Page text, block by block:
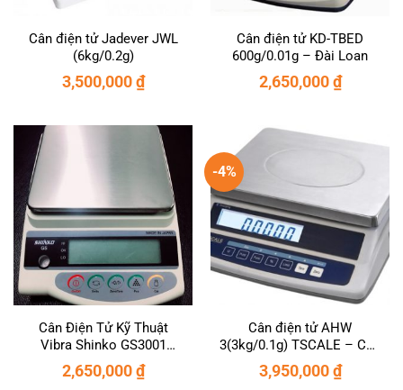
Cân điện tử Jadever JWL
(6kg/0.2g)
3,500,000₫
Cân điện tử KD-TBED
600g/0.01g – Đài Loan
2,650,000₫
Cân Điện Tử Kỹ Thuật
Vibra Shinko GS3001
(3000g/0.1g)
2,650,000₫
-4%
Cân điện tử AHW
3(3kg/0.1g) TSCALE – Cân
điện tử 3kg
3,950,000₫